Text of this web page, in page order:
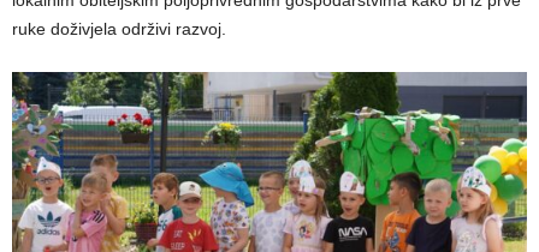
ruke doživjela održivi razvoj.